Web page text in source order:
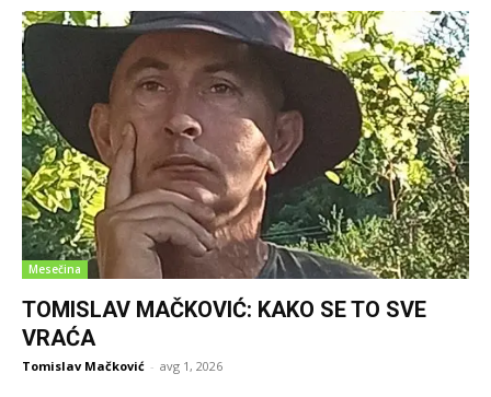
Mesečina
TOMISLAV MAČKOVIĆ: KAKO SE TO SVE
VRAĆA
Tomislav Mačković - avg 1, 2026